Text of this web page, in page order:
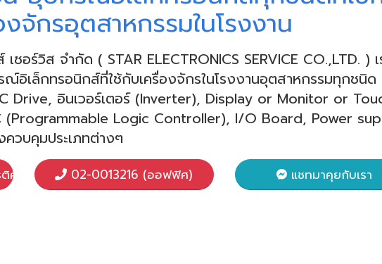
งจักรอุตสาหกรรมในโรงงาน
อร์วิส จำกัด ( STAR ELECTRONICS SERVICE CO.,LTD. )
อิเล็กทรอนิกส์ที่ใช้กับเครื่องจักรในโรงงานอุตสาหกรรมทุกชนิด
Drive, อินเวอร์เตอร์ (Inverter), Display or Monitor or
(Programmable Logic Controller), I/O Board, Power
วบคุมประเภทต่างๆ
ศักดิ์) 02-0013216 (ออฟฟิศ) แชทมาคุยกับเรา